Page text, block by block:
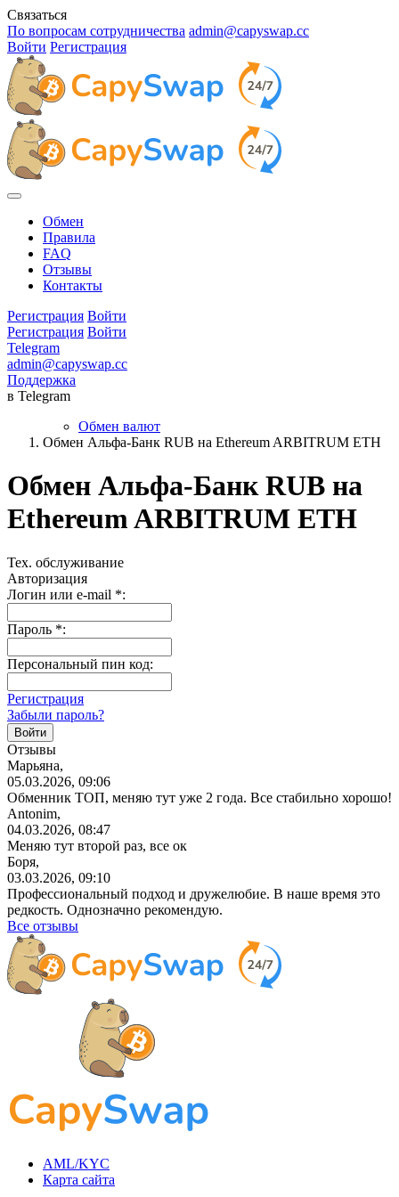
Связаться
По вопросам сотрудничества admin@capyswap.cc
Войти Регистрация
Обмен
Правила
FAQ
Отзывы
Контакты
Регистрация Войти
Регистрация Войти
Telegram
admin@capyswap.cc
Поддержка
в Telegram
Обмен валют
Обмен Альфа-Банк RUB на Ethereum ARBITRUM ETH
Обмен Альфа-Банк RUB на
Ethereum ARBITRUM ETH
Тех. обслуживание
Авторизация
Логин или e-mail *:
Пароль *:
Персональный пин код:
Регистрация
Забыли пароль?
Отзывы
Марьяна,
05.03.2026, 09:06
Обменник ТОП, меняю тут уже 2 года. Все стабильно хорошо!
Antonim,
04.03.2026, 08:47
Меняю тут второй раз, все ок
Боря,
03.03.2026, 09:10
Профессиональный подход и дружелюбие. В наше время это
редкость. Однозначно рекомендую.
Все отзывы
AML/KYC
Карта сайта